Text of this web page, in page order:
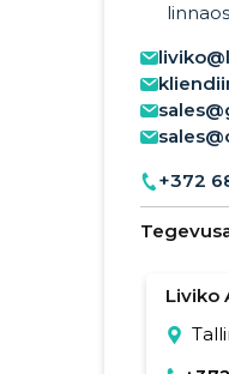
+372
Liviko